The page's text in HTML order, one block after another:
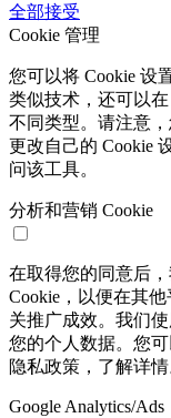
全部接受
Cookie 管理
您可以将 Cookie 设
类似技术，还可以
不同类型。请注意
更改自己的 Cookie
问该工具。
分析和营销 Cookie
在取得您的同意后
Cookie，以便在其
关推广成效。我们
您的个人数据。您
隐私政策，了解详情
Google Analytics/Ads